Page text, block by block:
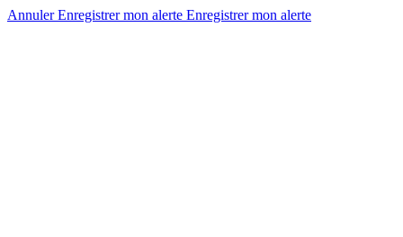
AnnulerEnregistrer mon alerte Enregistrermon alerte